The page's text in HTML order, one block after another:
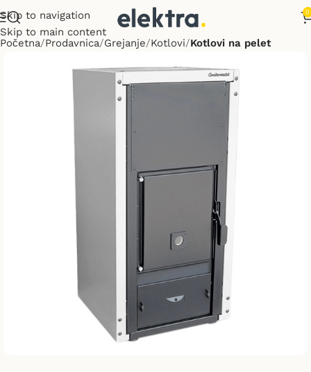
Skip to navigation
Skip to main content
0
Početna Prodavnica Grejanje Kotlovi Kotlovi na pelet